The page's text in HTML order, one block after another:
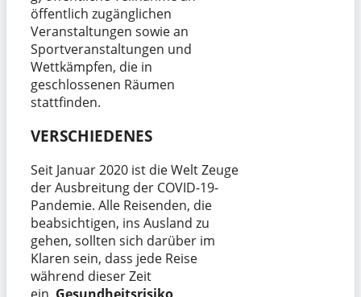
öffentlich zugänglichen
Veranstaltungen sowie an
Sportveranstaltungen und
Wettkämpfen, die in
geschlossenen Räumen
stattfinden.
VERSCHIEDENES
Seit Januar 2020 ist die Welt Zeuge
der Ausbreitung der COVID-19-
Pandemie. Alle Reisenden, die
beabsichtigen, ins Ausland zu
gehen, sollten sich darüber im
Klaren sein, dass jede Reise
während dieser Zeit